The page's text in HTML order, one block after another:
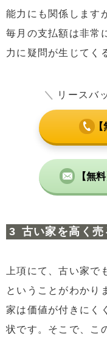
能力にも関係します
毎月の支払額は非常
力に疑問が生じてく
＼ リースバ
【
【無
古い家を高く売
上項にて、古い家で
ということがわかり
家は価値が付きにく
状です。そこで、こ